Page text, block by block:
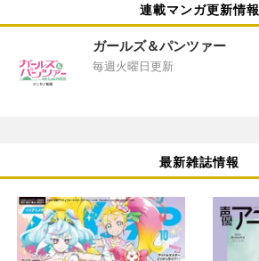
連載マンガ更新情報
ガールズ＆パンツァー
毎週火曜日更新
最新雑誌情報